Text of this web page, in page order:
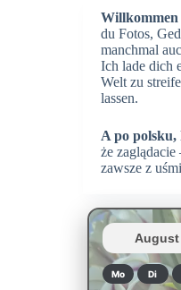
Willkommen
du Fotos,
manchmal
Ich lade dich
Welt zu
lassen.
A po polsku,
że
zawsze z
Mo Di